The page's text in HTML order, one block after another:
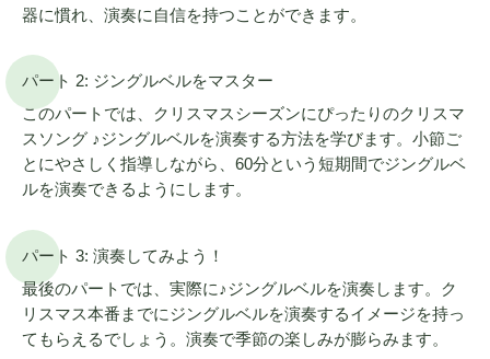
器に慣れ、演奏に自信を持つことができます。
パート 2: ジングルベルをマスター
このパートでは、クリスマスシーズンにぴったりのクリスマ
スソング ♪ジングルベルを演奏する方法を学びます。小節ご
とにやさしく指導しながら、60分という短期間でジングルベ
ルを演奏できるようにします。
パート 3: 演奏してみよう！
最後のパートでは、実際に♪ジングルベルを演奏します。ク
リスマス本番までにジングルベルを演奏するイメージを持っ
てもらえるでしょう。演奏で季節の楽しみが膨らみます。